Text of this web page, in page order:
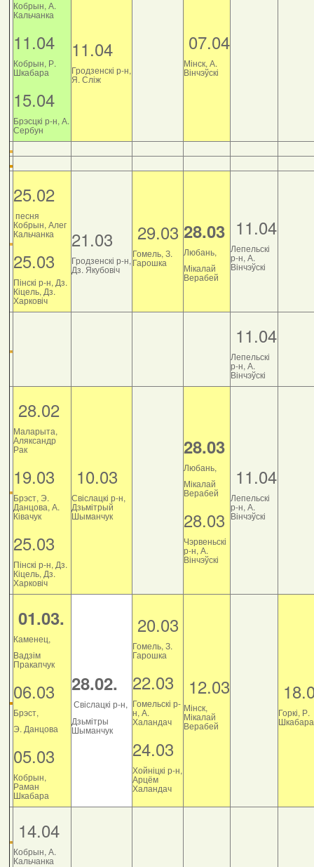
Кобрын, А.
Кальчанка
11.04
Кобрын, Р.
Шкабара
15.04
Брэсцкі р-н, А.
Сербун
11.04
Гродзенскі р-н,
Я. Сліж
07.04
Мінск, А.
Вінчэўскі
25.02
песня
Кобрын, Алег
Кальчанка
25.03
Пінскі р-н, Дз.
Кіцель, Дз.
Харковіч
21.03
Гродзенскі р-н,
Дз. Якубовіч
29.03
Гомель, З.
Гарошка
28.03
Любань,
Мікалай
Верабей
11.04
Лепельскі
р-н, А.
Вінчэўскі
11.04
Лепельскі
р-н, А.
Вінчэўскі
28.02
Маларыта,
Аляксандр
Рак
19.03
Брэст, Э.
Данцова, А.
Ківачук
25.03
Пінскі р-н, Дз.
Кіцель, Дз.
Харковіч
10.03
Свіслацкі р-н,
Дзьмітрый
Шыманчук
28.03
Любань,
Мікалай
Верабей
28.03
Чэрвеньскі
р-н, А.
Вінчэўскі
11.04
Лепельскі
р-н, А.
Вінчэўскі
01.03.
Каменец,
Вадзім
Пракапчук
06.03
Брэст,
Э. Данцова
05.03
Кобрын,
Раман
Шкабара
28.02.
Свіслацкі р-н,
Дзьмітры
Шыманчук
20.03
Гомель, З.
Гарошка
22.03
Гомельскі р-
н, А.
Халандач
24.03
Хойніцкі р-н,
Арцём
Халандач
12.03
Мінск,
Мікалай
Верабей
Горкі, Р.
Шкабара
14.04
Кобрын, А.
Кальчанка